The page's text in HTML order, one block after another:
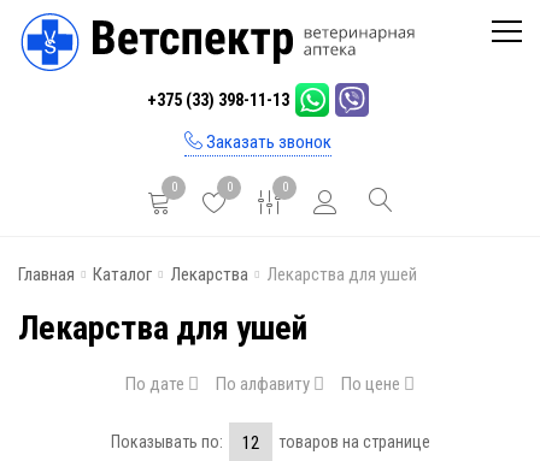
+375 (33) 398-11-13
Заказать звонок
0 0 0
Главная
Каталог
Бренды
Отзывы
Блог
Контакты
Главная Каталог Лекарства Лекарства для ушей
Лекарства для ушей
По дате По алфавиту По цене
Показывать по: товаров на странице